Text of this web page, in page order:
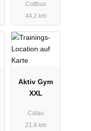
Cottbus
44.2 km
Aktiv Gym
XXL
Calau
21.8 km